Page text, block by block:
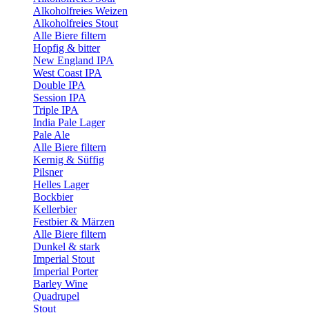
Alkoholfreies Weizen
Alkoholfreies Stout
Alle Biere filtern
Hopfig & bitter
New England IPA
West Coast IPA
Double IPA
Session IPA
Triple IPA
India Pale Lager
Pale Ale
Alle Biere filtern
Kernig & Süffig
Pilsner
Helles Lager
Bockbier
Kellerbier
Festbier & Märzen
Alle Biere filtern
Dunkel & stark
Imperial Stout
Imperial Porter
Barley Wine
Quadrupel
Stout